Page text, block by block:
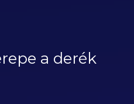
a derék